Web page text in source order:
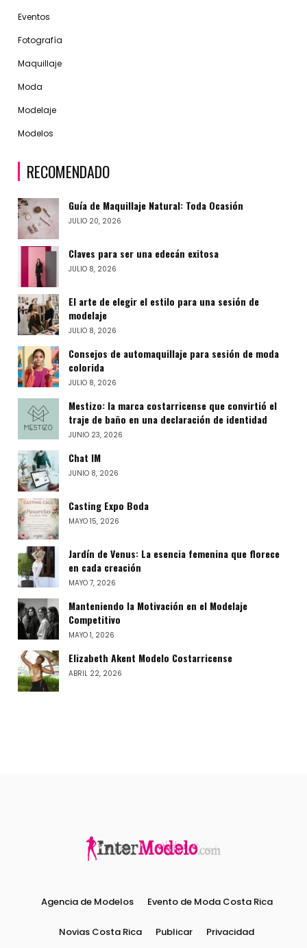
Eventos
Fotografía
Maquillaje
Moda
Modelaje
Modelos
RECOMENDADO
Guía de Maquillaje Natural: Toda Ocasión
JULIO 20, 2026
Claves para ser una edecán exitosa
JULIO 8, 2026
El arte de elegir el estilo para una sesión de
modelaje
JULIO 8, 2026
Consejos de automaquillaje para sesión de moda
colorida
JULIO 8, 2026
Mestizo: la marca costarricense que convirtió el
traje de baño en una declaración de identidad
JUNIO 23, 2026
Chat IM
JUNIO 8, 2026
Casting Expo Boda
MAYO 15, 2026
Jardín de Venus: La esencia femenina que florece
en cada creación
MAYO 7, 2026
Manteniendo la Motivación en el Modelaje
Competitivo
MAYO 1, 2026
Elizabeth Akent Modelo Costarricense
ABRIL 22, 2026
Agencia de Modelos Evento de Moda Costa Rica
Novias Costa Rica Publicar Privacidad